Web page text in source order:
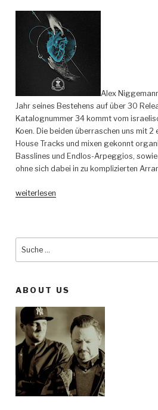
Alex
Jahr seines Bestehens auf über 30
Katalognummer 34 kommt vom
Koen. Die beiden überraschen uns mit
House Tracks und mixen gekonnt
Basslines und Endlos-Arpeggios,
ohne sich dabei in zu komplizierten
„Kadosh
Druma
–
AEON034“
weiterlesen
ABOUT US